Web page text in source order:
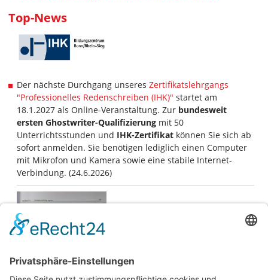
Top-News
Der nächste Durchgang unseresZertifikatslehrgangs
"Professionelles Redenschreiben (IHK)" startet am
18.1.2027 als Online-Veranstaltung. Zur bundesweit
ersten Ghostwriter-Qualifizierung mit 50
Unterrichtsstunden und IHK-Zertifikat können Sie sich ab
sofort anmelden. Sie benötigen lediglich einen Computer
mit Mikrofon und Kamera sowie eine stabile Internet-
Verbindung. (24.6.2026)
Foto: © Shantanu Kumar /Pexels